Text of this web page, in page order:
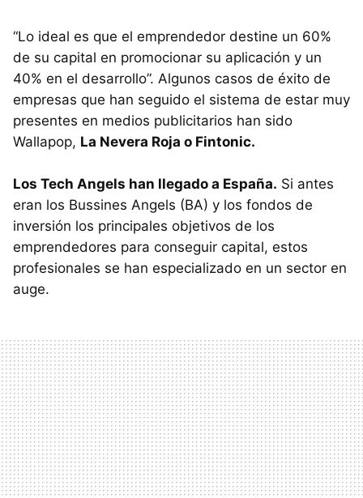
“Lo ideal es que el emprendedor destine un 60%
de su capital en promocionar su aplicación y un
40% en el desarrollo”. Algunos casos de éxito de
empresas que han seguido el sistema de estar muy
presentes en medios publicitarios han sido
Wallapop, La Nevera Roja o Fintonic.
Los Tech Angels han llegado a España. Si antes
eran los Bussines Angels (BA) y los fondos de
inversión los principales objetivos de los
emprendedores para conseguir capital, estos
profesionales se han especializado en un sector en
auge.